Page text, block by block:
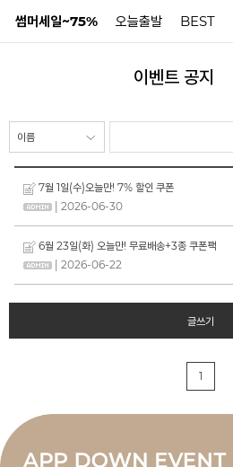
썸머세일~75% 오늘출발 BEST
이벤트 공지
7월 1일(수)오늘만! 7% 할인 쿠폰
| 2026-06-30
6월 23일(화) 오늘만! 무료배송+3종 쿠폰팩
| 2026-06-22
글쓰기
1